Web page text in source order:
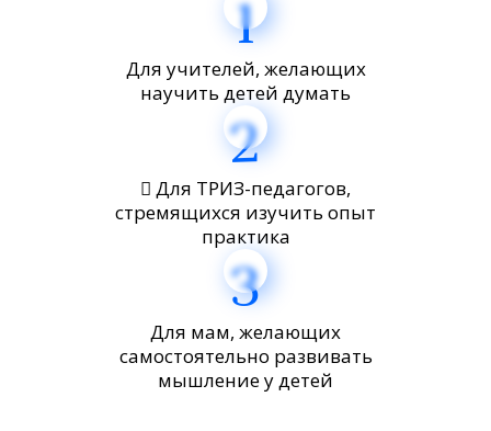
1
Для учителей, желающих
научить детей думать
2
 Для ТРИЗ-педагогов,
стремящихся изучить опыт
практика
3
Для мам, желающих
самостоятельно развивать
мышление у детей